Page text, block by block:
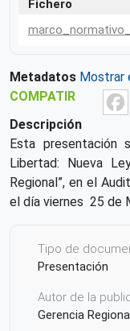
Fichero
Metadatos Mostrar
COMPATIR
Descripción
Esta presentación
Libertad: Nueva
Regional”, en el
el día viernes 25 de
Tipo de
Presentación
Autor de la
Gerencia